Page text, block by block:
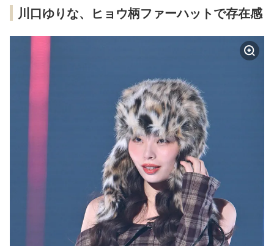
川口ゆりな、ヒョウ柄ファーハットで存在感